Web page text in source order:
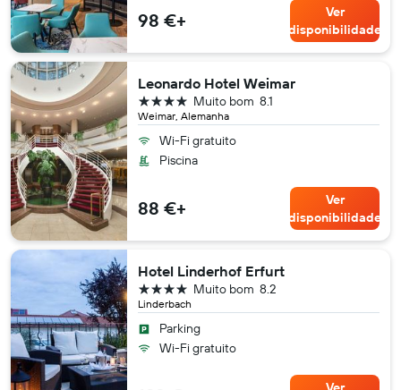
98 €+
Ver
disponibilidade
Leonardo Hotel Weimar
Weimar, Alemanha
8.1
Muito bom
4 estrelas
Wi-Fi gratuito
Piscina
88 €+
Ver
disponibilidade
Hotel Linderhof Erfurt
Linderbach
8.2
Muito bom
4 estrelas
Parking
Wi-Fi gratuito